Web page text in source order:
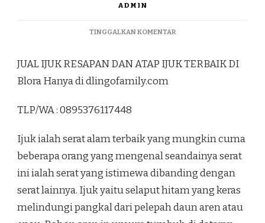
ADMIN
TINGGALKAN KOMENTARPADA
RESAPAN
JUAL IJUK RESAPAN DAN ATAP IJUK TERBAIK DI
Blora Hanya di dlingofamily.com
TLP/WA : 0895376117448
Ijuk ialah serat alam terbaik yang mungkin cuma
beberapa orang yang mengenal seandainya serat
ini ialah serat yang istimewa dibanding dengan
serat lainnya. Ijuk yaitu selaput hitam yang keras
melindungi pangkal dari pelepah daun aren atau